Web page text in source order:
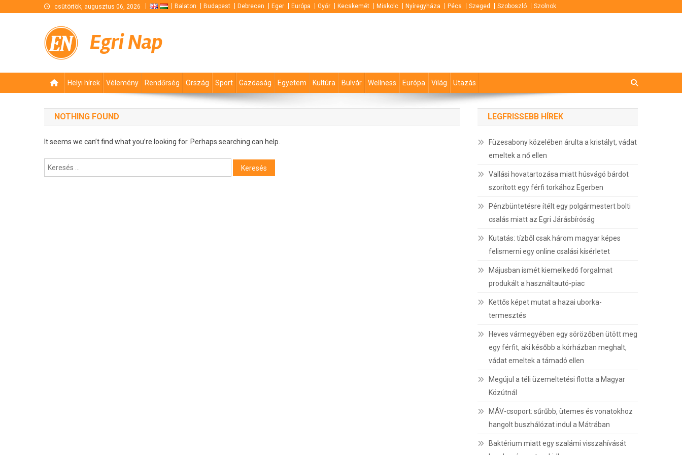
csütörtök, augusztus 06, 2026 Balaton Budapest Debrecen Eger Európa Győr Kecskemét Miskolc Nyíregyháza Pécs Szeged Szoboszló Szolnok
Egri Nap
Helyi hírek Vélemény Rendőrség Ország Sport Gazdaság Egyetem Kultúra Bulvár Wellness Európa Világ Utazás
NOTHING FOUND
It seems we can’t find what you’re looking for. Perhaps searching can help.
Keresés:
LEGFRISSEBB HÍREK
Füzesabony közelében árulta a kristályt, vádat
emeltek a nő ellen
Vallási hovatartozása miatt húsvágó bárdot
szorított egy férfi torkához Egerben
Pénzbüntetésre ítélt egy polgármestert bolti
csalás miatt az Egri Járásbíróság
Kutatás: tízből csak három magyar képes
felismerni egy online csalási kísérletet
Májusban ismét kiemelkedő forgalmat
produkált a használtautó-piac
Kettős képet mutat a hazai uborka-
termesztés
Heves vármegyében egy sörözőben ütött meg
egy férfit, aki később a kórházban meghalt,
vádat emeltek a támadó ellen
Megújul a téli üzemeltetési flotta a Magyar
Közútnál
MÁV-csoport: sűrűbb, ütemes és vonatokhoz
hangolt buszhálózat indul a Mátrában
Baktérium miatt egy szalámi visszahívását